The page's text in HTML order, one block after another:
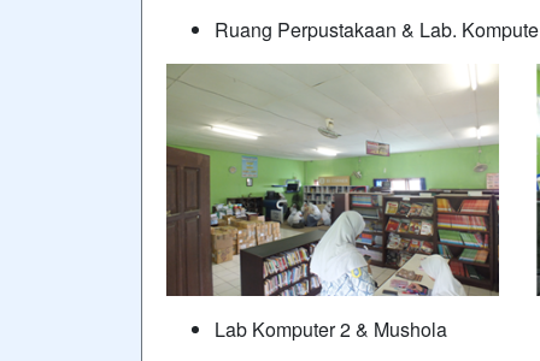
Ruang Perpustakaan & Lab.
Lab Komputer 2 & Mushola